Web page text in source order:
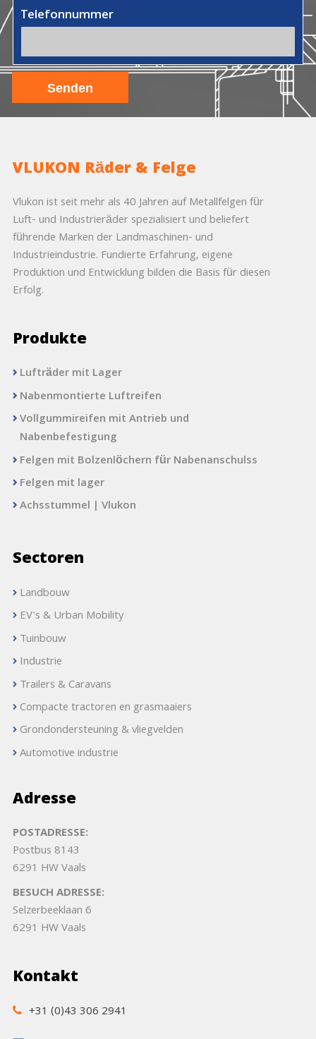
Telefonnummer
VLUKON Räder & Felge
Vlukon ist seit mehr als 40 Jahren auf Metallfelgen für
Luft- und Industrieräder spezialisiert und beliefert
führende Marken der Landmaschinen- und
Industrieindustrie. Fundierte Erfahrung, eigene
Produktion und Entwicklung bilden die Basis für diesen
Erfolg.
Produkte
Lufträder mit Lager
Nabenmontierte Luftreifen
Vollgummireifen mit Antrieb und
Nabenbefestigung
Felgen mit Bolzenlöchern für Nabenanschulss
Felgen mit lager
Achsstummel | Vlukon
Sectoren
Landbouw
EV's & Urban Mobility
Tuinbouw
Industrie
Trailers & Caravans
Compacte tractoren en grasmaaiers
Grondondersteuning & vliegvelden
Automotive industrie
Adresse
POSTADRESSE:
Postbus 8143
6291 HW Vaals
BESUCH ADRESSE:
Selzerbeeklaan 6
6291 HW Vaals
Kontakt
+31 (0)43 306 2941